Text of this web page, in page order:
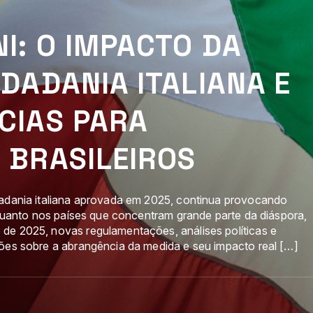
O IMPACTO DA
ITALIANA E
PARA
italiana aprovada em 2025, continua provocando
nos países que concentram grande parte da diáspora,
2025, novas regulamentações, análises políticas e
sobre a abrangência da medida e seu impacto real […]